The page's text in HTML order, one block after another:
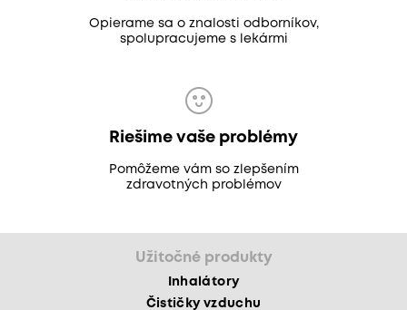
Opierame sa o znalosti odborníkov,
spolupracujeme s lekármi
Riešime vaše problémy
Pomôžeme vám so zlepšením
zdravotných problémov
Užitočné produkty
Inhalátory
Čističky vzduchu